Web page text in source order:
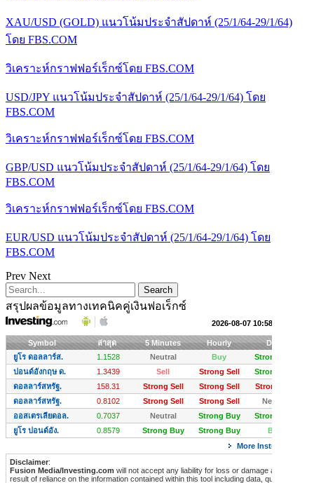
XAU/USD (GOLD) แนวโน้มประจำสัปดาห์ (25/1/64-29/1/64)
โดย FBS.COM
วิเคราะห์กราฟฟอร์เร็กซ์โดย FBS.COM
USD/JPY แนวโน้มประจำสัปดาห์ (25/1/64-29/1/64) โดย
FBS.COM
วิเคราะห์กราฟฟอร์เร็กซ์โดย FBS.COM
GBP/USD แนวโน้มประจำสัปดาห์ (25/1/64-29/1/64) โดย
FBS.COM
วิเคราะห์กราฟฟอร์เร็กซ์โดย FBS.COM
EUR/USD แนวโน้มประจำสัปดาห์ (25/1/64-29/1/64) โดย
FBS.COM
Prev Next
สรุปผลข้อมูลทางเทคนิคคู่เงินฟอเร็กซ์